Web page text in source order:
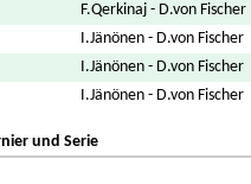
F.Qerkinaj - D.von Fischer
I.Jänönen - D.von Fischer
I.Jänönen - D.von Fischer
I.Jänönen - D.von Fischer
und Serie